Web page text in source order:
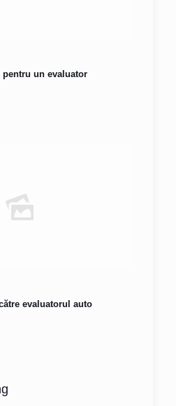
pentru un evaluator
evaluatorul auto